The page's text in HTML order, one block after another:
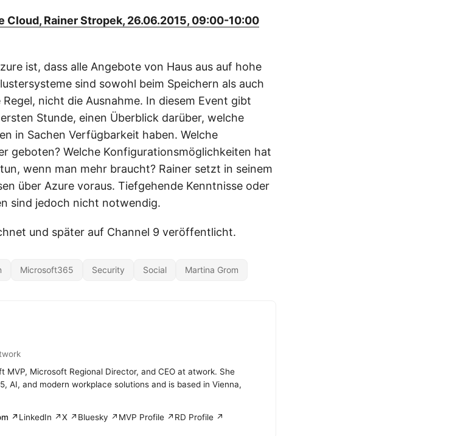
Rainer Stropek, 26.06.2015, 09:00-10:00
ist, dass alle Angebote von Haus aus auf hohe
sind sowohl beim Speichern als auch
nicht die Ausnahme. In diesem Event gibt
Stunde, einen Überblick darüber, welche
in Sachen Verfügbarkeit haben. Welche
geboten? Welche Konfigurationsmöglichkeiten hat
wenn man mehr braucht? Rainer setzt in seinem
über Azure voraus. Tiefgehende Kenntnisse oder
sind jedoch nicht notwendig.
und später auf Channel 9 veröffentlicht.
Microsoft365 Security Social Martina Grom
MVP, Microsoft Regional Director, and CEO at atwork. She
AI, and modern workplace solutions and is based in Vienna,
↗LinkedIn ↗X ↗ Bluesky ↗ MVP Profile ↗ RD Profile ↗